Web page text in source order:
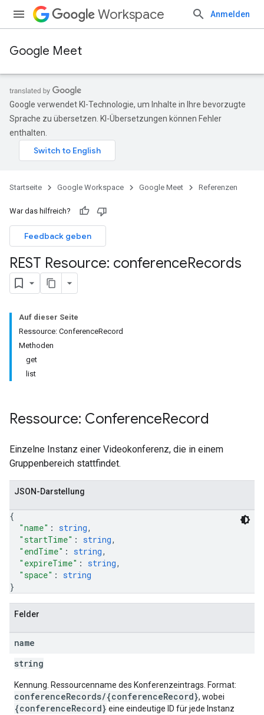
Workspace Anmelden
Google Meet
Google verwendet KI-Technologie, um Inhalte in Ihre bevorzugte
Sprache zu übersetzen. KI-Übersetzungen können Fehler
enthalten.
Startseite Google Workspace Google Meet Referenzen
War das hilfreich?
Feedback geben
REST Resource: conferenceRecords
Auf dieser Seite
Ressource: ConferenceRecord
Methoden
get
list
Ressource: ConferenceRecord
Einzelne Instanz einer Videokonferenz, die in einem
Gruppenbereich stattfindet.
JSON-Darstellung
{
"name" : string,
"startTime" : string,
"endTime" : string,
"expireTime" : string,
"space" : string
}
Felder
name
string
Kennung. Ressourcenname des Konferenzeintrags. Format:
conferenceRecords/{conferenceRecord}, wobei
{conferenceRecord} eine eindeutige ID für jede Instanz